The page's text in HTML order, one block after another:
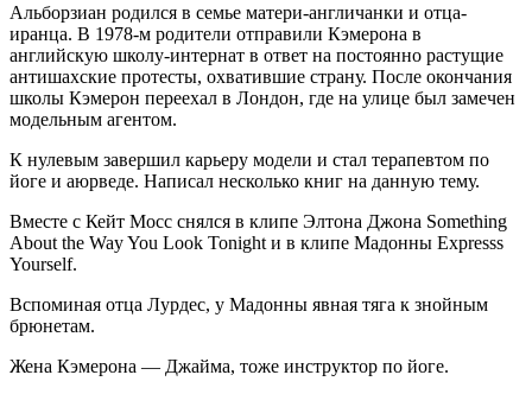
Альборзиан родился в семье матери-англичанки и отца-
иранца. В 1978-м родители отправили Кэмерона в
английскую школу-интернат в ответ на постоянно растущие
антишахские протесты, охватившие страну. После окончания
школы Кэмерон переехал в Лондон, где на улице был замечен
модельным агентом.
К нулевым завершил карьеру модели и стал терапевтом по
йоге и аюрведе. Написал несколько книг на данную тему.
Вместе с Кейт Мосс снялся в клипе Элтона Джона Something
About the Way You Look Tonight и в клипе Мадонны Expresss
Yourself.
Вспоминая отца Лурдес, у Мадонны явная тяга к знойным
брюнетам.
Жена Кэмерона — Джайма, тоже инструктор по йоге.